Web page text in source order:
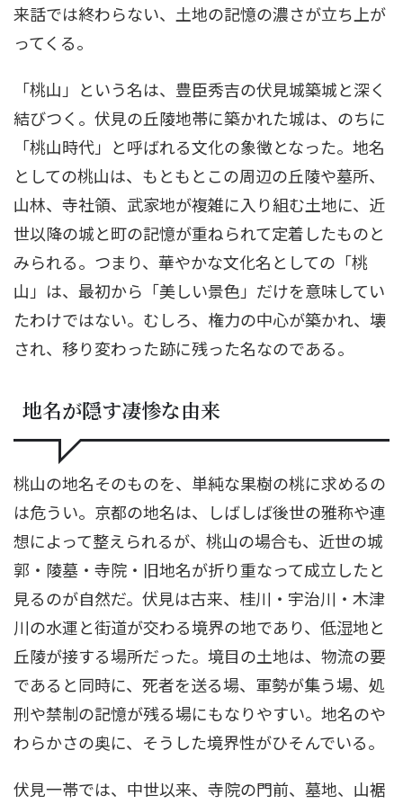
来話では終わらない、土地の記憶の濃さが立ち上が
ってくる。
「桃山」という名は、豊臣秀吉の伏見城築城と深く
結びつく。伏見の丘陵地帯に築かれた城は、のちに
「桃山時代」と呼ばれる文化の象徴となった。地名
としての桃山は、もともとこの周辺の丘陵や墓所、
山林、寺社領、武家地が複雑に入り組む土地に、近
世以降の城と町の記憶が重ねられて定着したものと
みられる。つまり、華やかな文化名としての「桃
山」は、最初から「美しい景色」だけを意味してい
たわけではない。むしろ、権力の中心が築かれ、壊
され、移り変わった跡に残った名なのである。
地名が隠す凄惨な由来
桃山の地名そのものを、単純な果樹の桃に求めるの
は危うい。京都の地名は、しばしば後世の雅称や連
想によって整えられるが、桃山の場合も、近世の城
郭・陵墓・寺院・旧地名が折り重なって成立したと
見るのが自然だ。伏見は古来、桂川・宇治川・木津
川の水運と街道が交わる境界の地であり、低湿地と
丘陵が接する場所だった。境目の土地は、物流の要
であると同時に、死者を送る場、軍勢が集う場、処
刑や禁制の記憶が残る場にもなりやすい。地名のや
わらかさの奥に、そうした境界性がひそんでいる。
伏見一帯では、中世以来、寺院の門前、墓地、山裾